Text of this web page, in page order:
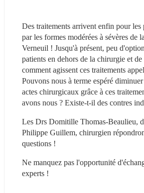
Des traitements arrivent enfin pour les
par les formes modérées à sévères de
Verneuil ! Jusqu'à présent, peu
patients en dehors de la chirurgie et
comment agissent ces traitements
Pouvons nous à terme espéré
actes chirurgicaux grâce à ces
avons nous ? Existe-t-il des contres
Les Drs Domitille Thomas-Beaulieu,
Philippe Guillem, chirurgien
questions !
Ne manquez pas l'opportunité
experts !